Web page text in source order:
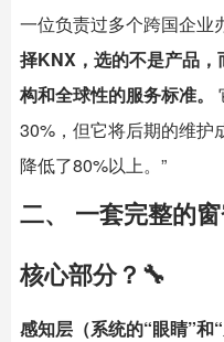
一位负责过多个跨国企业
择KNX，选的不是产品
构和全球性的服务标准。
30%，但它将后期的维护
降低了80%以上。”
二、 一套完整的
核心部分？🔧
感知层（系统的“眼睛”和“